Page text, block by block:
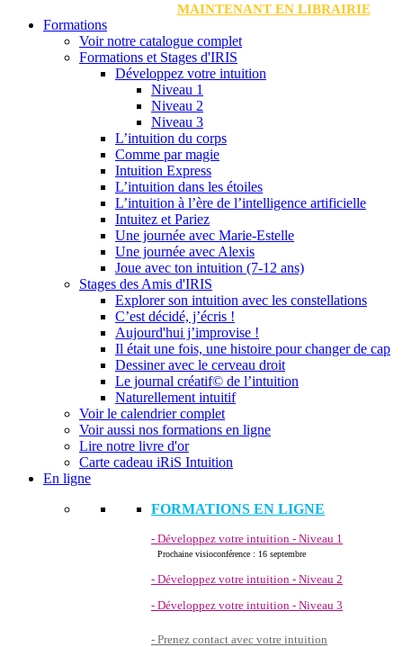
MAINTENANT EN LIBRAIRIE
Formations
Voir notre catalogue complet
Formations et Stages d'IRIS
Développez votre intuition
Niveau 1
Niveau 2
Niveau 3
L’intuition du corps
Comme par magie
Intuition Express
L’intuition dans les étoiles
L’intuition à l’ère de l’intelligence artificielle
Intuitez et Pariez
Une journée avec Marie-Estelle
Une journée avec Alexis
Joue avec ton intuition (7-12 ans)
Stages des Amis d'IRIS
Explorer son intuition avec les constellations
C’est décidé, j’écris !
Aujourd'hui j’improvise !
Il était une fois, une histoire pour changer de cap
Dessiner avec le cerveau droit
Le journal créatif© de l’intuition
Naturellement intuitif
Voir le calendrier complet
Voir aussi nos formations en ligne
Lire notre livre d'or
Carte cadeau iRiS Intuition
En ligne
FORMATIONS EN LIGNE
- Développez votre intuition - Niveau 1
Prochaine visioconférence : 16 septembre
- Développez votre intuition - Niveau 2
- Développez votre intuition - Niveau 3
- Prenez contact avec votre intuition